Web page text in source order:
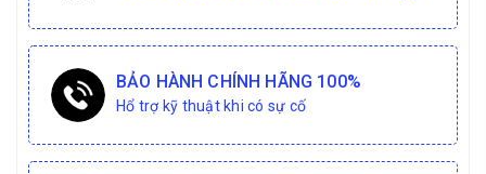
BẢO HÀNH CHÍNH HÃNG 100%
Hổ trợ kỹ thuật khi có sự cố